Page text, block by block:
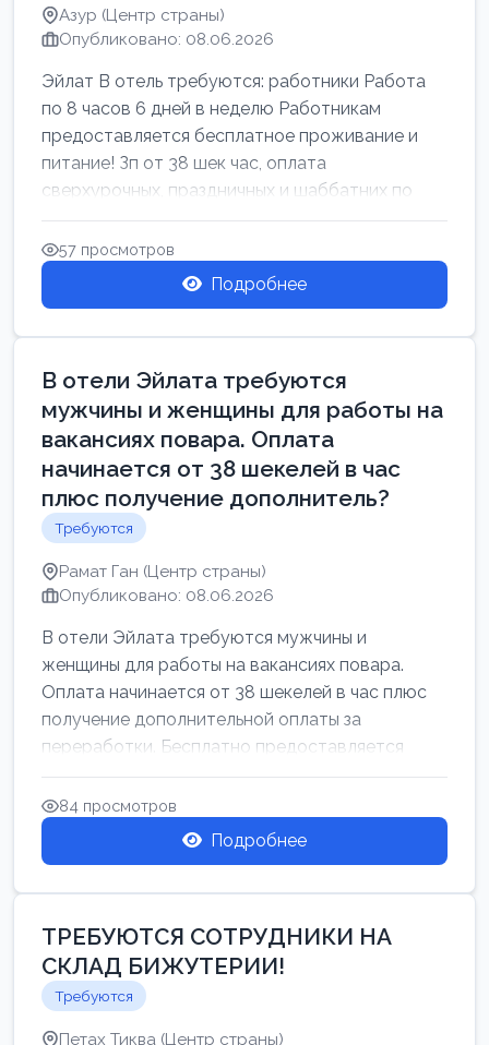
Азур (Центр страны)
Опубликовано: 08.06.2026
Эйлат В отель требуются: работники Работа
по 8 часов 6 дней в неделю Работникам
предоставляется бесплатное проживание и
питание! Зп от 38 шек час, оплата
сверхурочных, праздничных и шаббатних по
закон...
57 просмотров
Подробнее
В отели Эйлата требуются
мужчины и женщины для работы на
вакансиях повара. Оплата
начинается от 38 шекелей в час
плюс получение дополнитель?
Требуются
Рамат Ган (Центр страны)
Опубликовано: 08.06.2026
В отели Эйлата требуются мужчины и
женщины для работы на вакансиях повара.
Оплата начинается от 38 шекелей в час плюс
получение дополнительной оплаты за
переработки. Бесплатно предоставляется
проживан...
84 просмотров
Подробнее
ТРЕБУЮТСЯ СОТРУДНИКИ НА
СКЛАД БИЖУТЕРИИ!
Требуются
Петах Тиква (Центр страны)